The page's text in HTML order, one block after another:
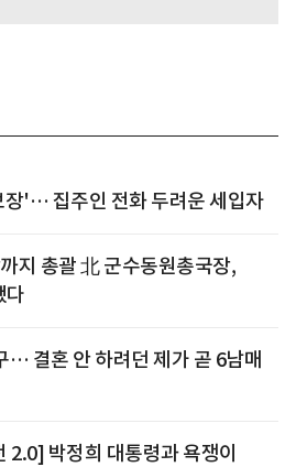
장'… 집주인 전화 두려운 세입자
지 총괄 北 군수동원총국장,
다
… 결혼 안 하려던 제가 곧 6남매
2.0] 박정희 대통령과 욕쟁이